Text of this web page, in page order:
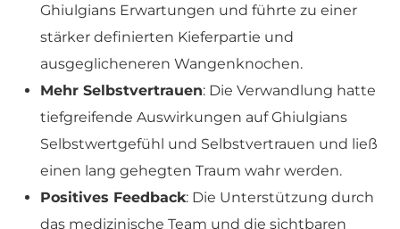
Ghiulgians Erwartungen und führte zu einer
stärker definierten Kieferpartie und
ausgeglicheneren Wangenknochen.
Mehr Selbstvertrauen: Die Verwandlung hatte
tiefgreifende Auswirkungen auf Ghiulgians
Selbstwertgefühl und Selbstvertrauen und ließ
einen lang gehegten Traum wahr werden.
Positives Feedback: Die Unterstützung durch
das medizinische Team und die sichtbaren